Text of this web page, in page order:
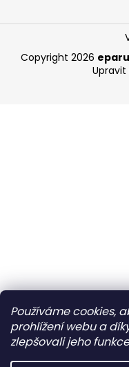
Používáme cookies,
prohlížení webu a
zlepšovali jeho
Copyright 2026